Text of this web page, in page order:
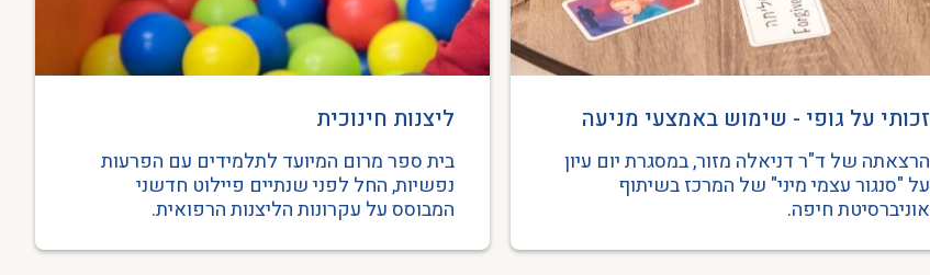
זכותי על גופי - שימוש באמצעי מניעה
בקרב נשים עם מוגבלות קוגניטיבית
הרצאתה של ד"ר דניאלה מזור, במסגרת יום עיון
על "סנגור עצמי מיני" של המרכז בשיתוף
אוניברסיטת חיפה.
ליצנות חינוכית
בית ספר מרום המיועד לתלמידים עם הפרעות
נפשיות, החל לפני שנתיים פיילוט חדשני
המבוסס על עקרונות הליצנות הרפואית.